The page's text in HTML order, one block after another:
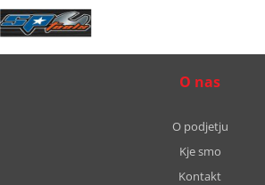
O nas
O podjetju
Kje smo
Kontakt